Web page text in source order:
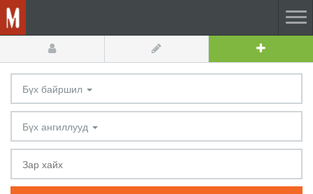
Бүх байршил
Бүх ангиллууд